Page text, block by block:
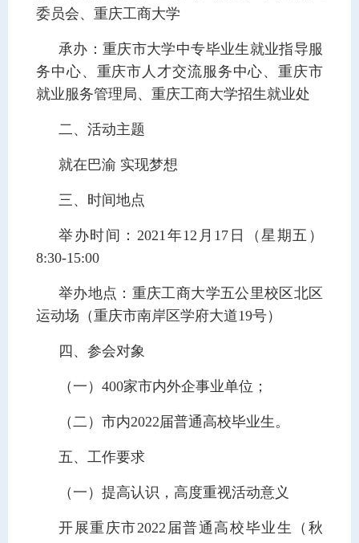
委员会、重庆工商大学
承办：重庆市大学中专毕业生就业指导服
务中心、重庆市人才交流服务中心、重庆市
就业服务管理局、重庆工商大学招生就业处
二、活动主题
就在巴渝 实现梦想
三、时间地点
举办时间：2021年12月17日（星期五）
8:30-15:00
举办地点：重庆工商大学五公里校区北区
运动场（重庆市南岸区学府大道19号）
四、参会对象
（一）400家市内外企事业单位；
（二）市内2022届普通高校毕业生。
五、工作要求
（一）提高认识，高度重视活动意义
开展重庆市2022届普通高校毕业生（秋